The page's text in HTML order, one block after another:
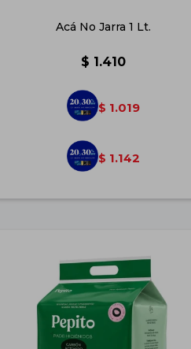
Acá No Jarra 1 Lt.
$ 1.410
$ 1.019
$ 1.142